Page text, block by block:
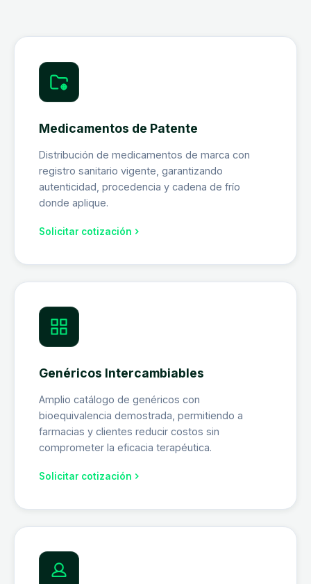
Medicamentos de Patente
Distribución de medicamentos de marca con
registro sanitario vigente, garantizando
autenticidad, procedencia y cadena de frío
donde aplique.
Solicitar cotización
Genéricos Intercambiables
Amplio catálogo de genéricos con
bioequivalencia demostrada, permitiendo a
farmacias y clientes reducir costos sin
comprometer la eficacia terapéutica.
Solicitar cotización